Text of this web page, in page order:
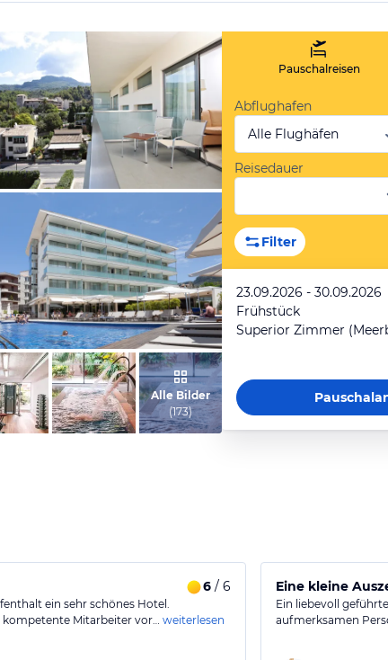
Hotelier, März 2017
Juni 2016
Alle Bilder
(173)
Pauschalreisen
Abflughafen
Alle Flughäfen
Reisedauer
Filter
23.09.2026 - 30.09.2026
Frühstück
Superior Zimmer
6/ 6
ein sehr schönes Hotel.
kompetente Mitarbeiter vor… weiterlesen
Eine kleine
Ein liebevoll
aufmerksamen